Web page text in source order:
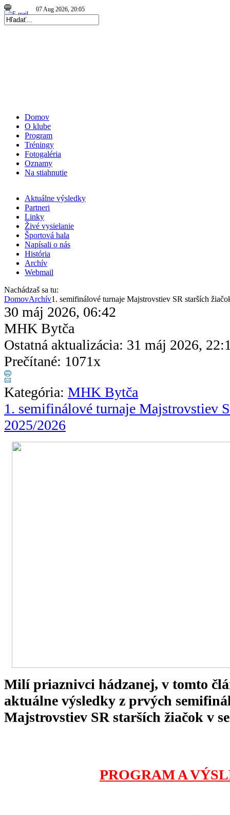
07 Aug 2026, 20:05
Domov
O klube
Program
Tréningy
Fotogaléria
Oznamy
Na stiahnutie
Aktuálne výsledky
Partneri
Linky
Živé vysielanie
Športová hala
Napísali o nás
História
Archív
Webmail
Nachádzaš sa tu:
DomovArchív1. semifinálové turnaje Majstrovstiev SR starších
30 máj 2026, 06:42
MHK Bytča
Ostatná aktualizácia: 31 máj 2026,
Prečítané: 1071x
Kategória: MHK Bytča
1. semifinálové turnaje Majstrovstiev
2025/2026
Milí priaznivci hádzanej, v tomto
aktuálne výsledky z prvých
Majstrovstiev SR starších žiačok v
PROGRAM A